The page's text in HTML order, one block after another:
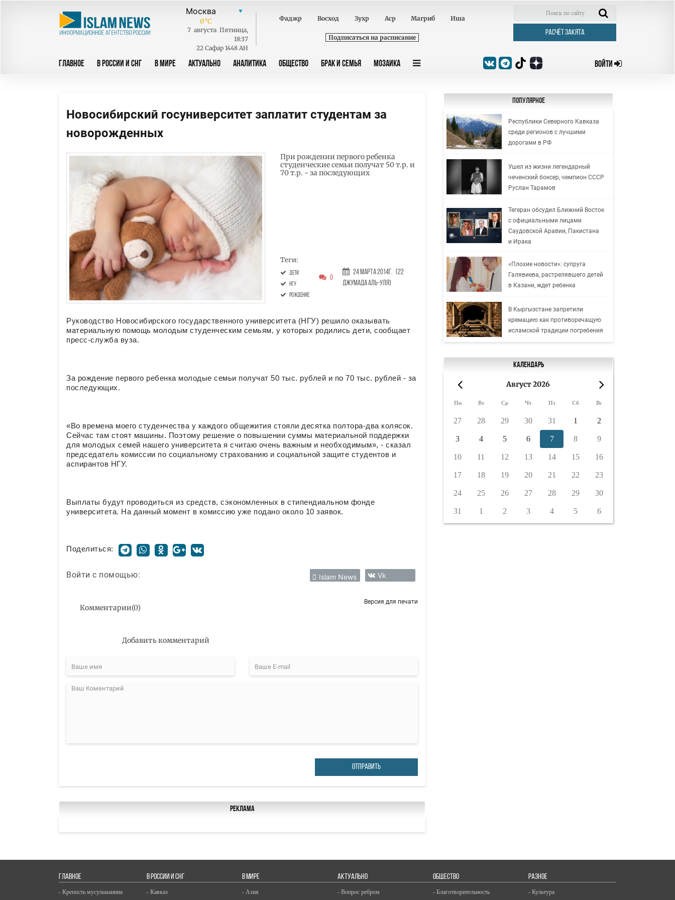
0°C
7 августа Пятница,
18:37
22 Сафар 1448 AH
Фаджр Восход Зухр Аср Магриб Иша
Подписаться на расписание
РАСЧЁТ ЗАКЯТА
ГЛАВНОЕ В РОССИИ И СНГ В МИРЕ АКТУАЛЬНО АНАЛИТИКА ОБЩЕСТВО БРАК И СЕМЬЯ МОЗАИКА ВОЙТИ
Новосибирский госуниверситет заплатит студентам за
новорожденных
При рождении первого ребенка
студенческие семьи получат 50 т.р. и
70 т.р. - за последующих
Теги:
дети
НГУ
рождение
0
24 Марта 2014г. (22
Джумада аль-уля)
Руководство Новосибирского государственного университета (НГУ) решило оказывать
материальную помощь молодым студенческим семьям, у которых родились дети, сообщает
пресс-служба вуза.
За рождение первого ребенка молодые семьи получат 50 тыс. рублей и по 70 тыс. рублей - за
последующих.
«Во времена моего студенчества у каждого общежития стояли десятка полтора-два колясок.
Сейчас там стоят машины. Поэтому решение о повышении суммы материальной поддержки
для молодых семей нашего университета я считаю очень важным и необходимым», - сказал
председатель комиссии по социальному страхованию и социальной защите студентов и
аспирантов НГУ.
Выплаты будут проводиться из средств, сэкономленных в стипендиальном фонде
университета. На данный момент в комиссию уже подано около 10 заявок.
Поделиться:
Войти с помощью: Islam News Vk
Комментарии(0)
Версия для печати
Добавить комментарий
ОТПРАВИТЬ
Реклама
Популярное
Республики Северного Кавказа
среди регионов с лучшими
дорогами в РФ
Ушел из жизни легендарный
чеченский боксер, чемпион СССР
Руслан Тарамов
Тегеран обсудил Ближний Восток
с официальными лицами
Саудовской Аравии, Пакистана
и Ирака
«Плохие новости»: супруга
Галявиева, растрелявшего детей
в Казани, ждет ребенка
В Кыргызстане запретили
кремацию как противоречащую
исламской традиции погребения
Календарь
Август 2026
Пн Вт Ср Чт Пт Сб Вс
27 28 29 30 31 1 2
3 4 5 6 7 8 9
10 11 12 13 14 15 16
17 18 19 20 21 22 23
24 25 26 27 28 29 30
31 1 2 3 4 5 6
ГЛАВНОЕ
- Крепость мусульманина
В РОССИИ И СНГ
- Кавказ
В МИРЕ
- Азия
АКТУАЛЬНО
- Вопрос ребром
ОБЩЕСТВО
- Благотворительность
РАЗНОЕ
- Культура